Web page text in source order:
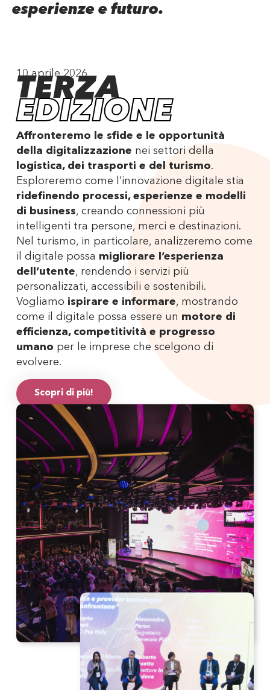
esperienze e futuro.
10 aprile 2026
TERZA
EDIZIONE
Affronteremo le sfide e le opportunità
della digitalizzazione nei settori della
logistica, dei trasporti e del turismo.
Esploreremo come l’innovazione digitale stia
ridefinendo processi, esperienze e modelli
di business, creando connessioni più
intelligenti tra persone, merci e destinazioni.
Nel turismo, in particolare, analizzeremo come
il digitale possa migliorare l’esperienza
dell’utente, rendendo i servizi più
personalizzati, accessibili e sostenibili.
Vogliamo ispirare e informare, mostrando
come il digitale possa essere un motore di
efficienza, competitività e progresso
umano per le imprese che scelgono di
evolvere.
Scopri di più!